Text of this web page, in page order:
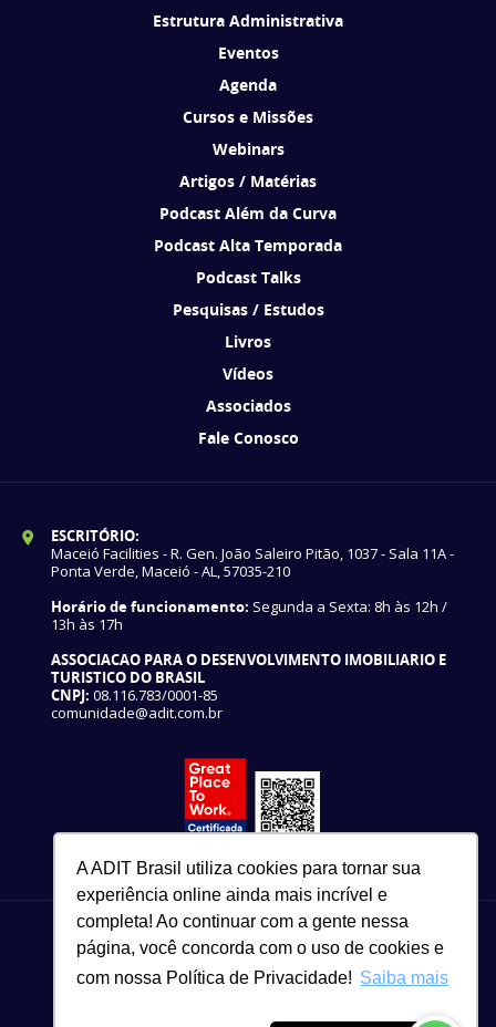
A ADIT Brasil utiliza cookies para tornar sua
experiência online ainda mais incrível e
completa! Ao continuar com a gente nessa
página, você concorda com o uso de cookies e
com nossa Política de Privacidade! Saiba mais
Estrutura Administrativa
Eventos
Agenda
Cursos e Missões
Webinars
Artigos / Matérias
Podcast Além da Curva
Podcast Alta Temporada
Podcast Talks
Pesquisas / Estudos
Livros
Vídeos
Associados
Fale Conosco
ESCRITÓRIO:
Maceió Facilities - R. Gen. João Saleiro Pitão, 1037 - Sala 11A -
Ponta Verde, Maceió - AL, 57035-210
Horário de funcionamento: Segunda a Sexta: 8h às 12h /
13h às 17h
ASSOCIACAO PARA O DESENVOLVIMENTO IMOBILIARIO E
TURISTICO DO BRASIL
CNPJ: 08.116.783/0001-85
comunidade@adit.com.br